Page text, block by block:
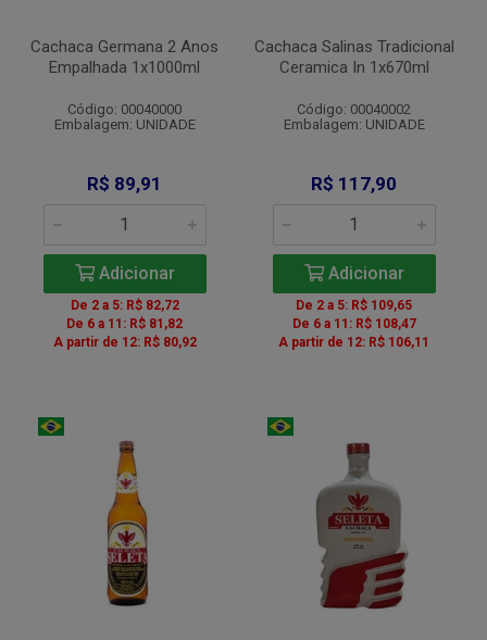
Cachaca Germana 2 Anos
Empalhada 1x1000ml
Código: 00040000
Embalagem: UNIDADE
R$ 89,91
Adicionar
De 2 a 5: R$ 82,72
De 6 a 11: R$ 81,82
A partir de 12: R$ 80,92
Cachaca Salinas Tradicional
Ceramica In 1x670ml
Código: 00040002
Embalagem: UNIDADE
R$ 117,90
Adicionar
De 2 a 5: R$ 109,65
De 6 a 11: R$ 108,47
A partir de 12: R$ 106,11